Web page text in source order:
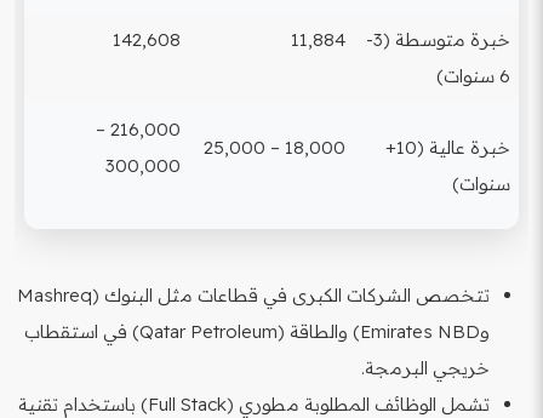
خبرة متوسطة (3-
6 سنوات)
11,884
142,608
خبرة عالية (10+
سنوات)
18,000 – 25,000
216,000 –
300,000
تتخصص الشركات الكبرى في قطاعات مثل البنوك (Mashreq
وEmirates NBD) والطاقة (Qatar Petroleum) في استقطاب
خريجي البرمجة.
تشمل الوظائف المطلوبة مطوري (Full Stack) باستخدام تقنية